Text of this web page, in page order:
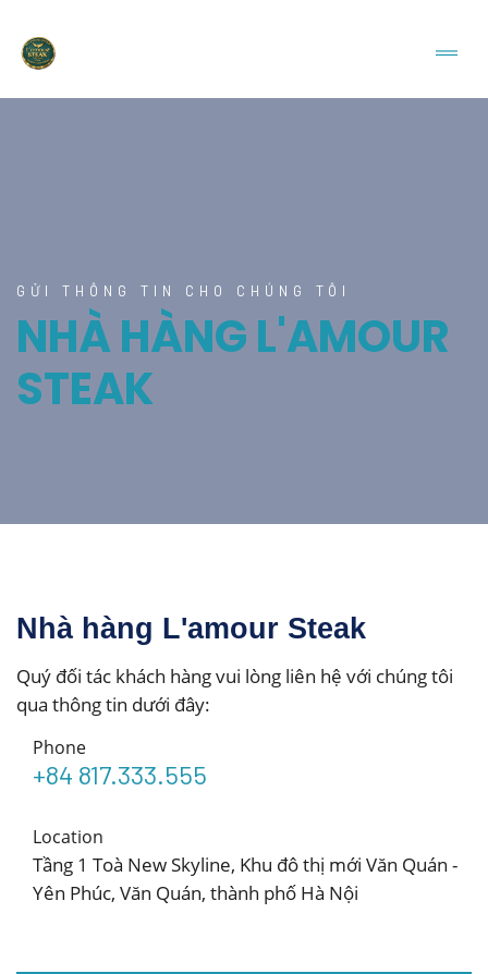
GỬI THÔNG TIN CHO CHÚNG TÔI
NHÀ HÀNG L'AMOUR
STEAK
Nhà hàng L'amour Steak
Quý đối tác khách hàng vui lòng liên hệ với chúng tôi
qua thông tin dưới đây:
Phone
+84 817.333.555
Location
Tầng 1 Toà New Skyline, Khu đô thị mới Văn Quán -
Yên Phúc, Văn Quán, thành phố Hà Nội